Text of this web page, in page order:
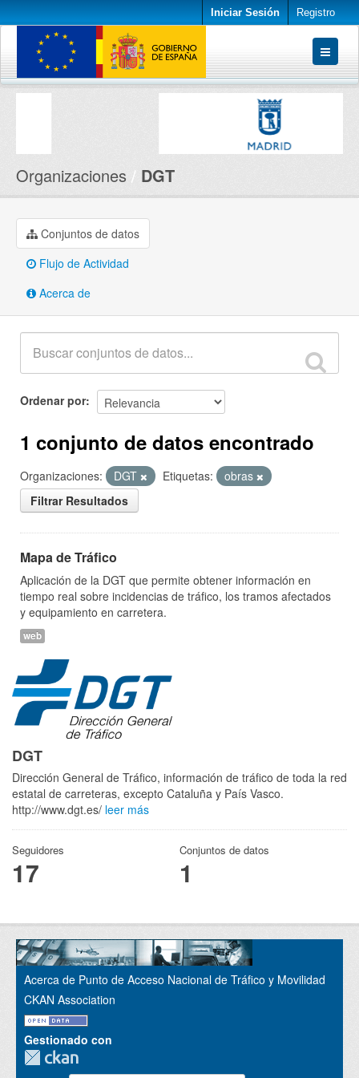
Iniciar Sesión Registro
Conjuntos de datos
Organizaciones DGT
Conjuntos de datos
Flujo de Actividad
Acerca de
Ordenar por
1 conjunto de datos encontrado
Organizaciones: DGT Etiquetas:
obras
Filtrar Resultados
Mapa de Tráfico
Aplicación de la DGT que permite obtener información en
tiempo real sobre incidencias de tráfico, los tramos afectados
y equipamiento en carretera.
web
DGT
Dirección General de Tráfico, información de tráfico de toda la red
estatal de carreteras, excepto Cataluña y País Vasco.
http://www.dgt.es/ leer más
Seguidores
17
Conjuntos de datos
1
Acerca de Punto de Acceso Nacional de Tráfico y Movilidad
CKAN Association
Gestionado con